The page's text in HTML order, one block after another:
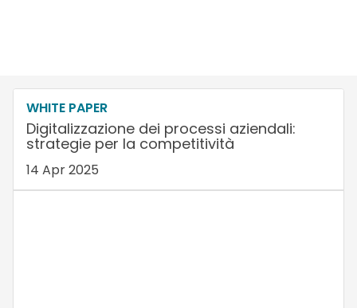
WHITE PAPER
Digitalizzazione dei processi aziendali:
strategie per la competitività
14 Apr 2025